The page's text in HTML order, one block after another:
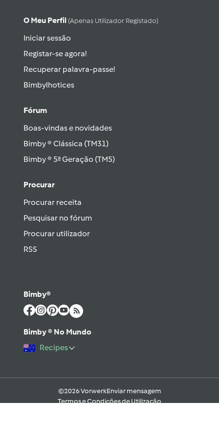
O Meu Perfil (apenas Utilizador Registado)
Iniciar sessão
Registar-se agora!
Recuperar palavra-passe!
Bimbylhotices
Fórum
Boas-vindas e novidades
Bimby ® Clássica (TM31)
Bimby ® 5ª Geração (TM5)
Procurar
Procurar receita
Pesquisar no fórum
Procurar utilizador
RSS
Bimby®
Bimby ® No Mundo
Recipes
©2026 VorwerkEnviar mensagem
Termos e Condições de Utilização